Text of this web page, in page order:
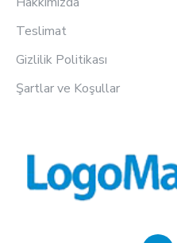
Teslimat
Gizlilik Politikası
Şartlar ve Koşullar